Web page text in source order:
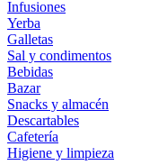
Infusiones
Yerba
Galletas
Sal y condimentos
Bebidas
Bazar
Snacks y almacén
Descartables
Cafetería
Higiene y limpieza